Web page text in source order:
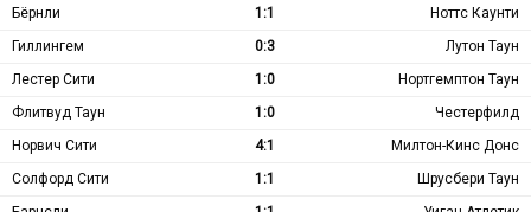
Бёрнли
1:1
Ноттс Каунти
Гиллингем
0:3
Лутон Таун
Лестер Сити
1:0
Нортгемптон Таун
Флитвуд Таун
1:0
Честерфилд
Норвич Сити
4:1
Милтон-Кинс Донс
Солфорд Сити
1:1
Шрусбери Таун